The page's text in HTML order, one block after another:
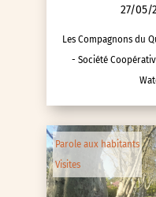
27/05/
Les Compagnons du
- Société
Parole aux habitants
Visites